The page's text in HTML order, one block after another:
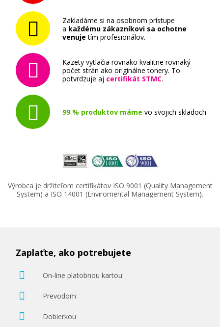
Zakladáme si na osobnom prístupe
a každému zákazníkovi sa ochotne
venuje tím profesionálov.
Kazety vytlačia rovnako kvalitne rovnaký
počet strán ako originálne tonery. To
potvrdzuje aj certifikát STMC.
99 % produktov máme vo svojich skladoch
Výrobca je držiteľom certifikátov ISO 9001 (Quality Management
System) a ISO 14001 (Enviromental Management System).
Zaplaťte, ako potrebujete
On-line platobnou kartou
Prevodom
Dobierkou